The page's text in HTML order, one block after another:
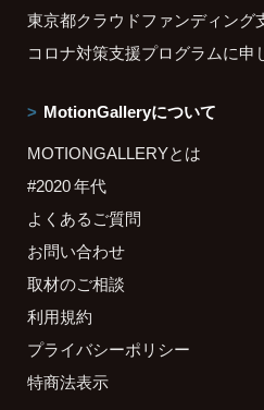
東京都クラウドファンディング
コロナ対策支援プログラムに申
MotionGalleryについて
MOTIONGALLERYとは
#2020 年代
よくあるご質問
お問い合わせ
取材のご相談
利用規約
プライバシーポリシー
特商法表示